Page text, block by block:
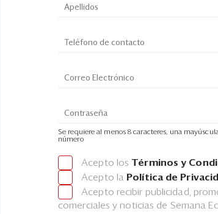
Se requiere al menos 8 caracteres, una
número
Acepto los Términos y
Acepto la Política de
Acepto recibir publicidad,
comerciales y noticias de Semana